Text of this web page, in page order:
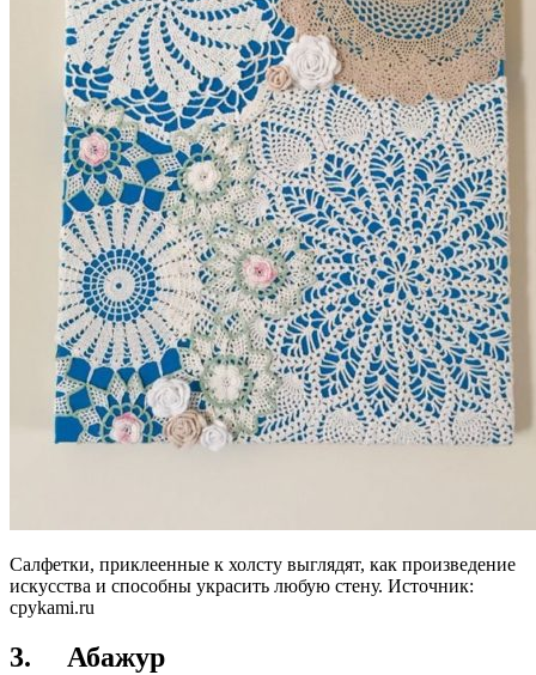
Салфетки, приклеенные к холсту выглядят, как произведение
искусства и способны украсить любую стену. Источник:
cpykami.ru
3. Абажур